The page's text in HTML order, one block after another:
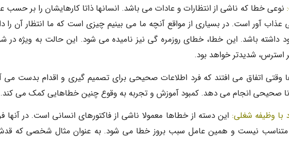
نوعی خطا که ناشی از انتظارات و عادات می باشد. انسانها ذاتا کارهایشان را بر حسب
آور است. در بسیاری از مواقع آنچه ما می بینیم چیزی است که ما انتظار آن را
باشد. این خطا، خطای روزمره گی نیز نامیده می شود. این حالت به ویژه در
شدیدتر خواهد بود.
وقتی اتفاق می افتند که فرد اطلاعات صحیحی برای تصمیم گیری و اقدام بدست می
نا صحیحی انجام می دهد. کمبود آموزش و تجربه به وقوع چنین خطاهایی کمک می کند.
وظیفه شغلی: این دسته از خطاها معمولا ناشی از فاکتورهای انسانی است. در آنها
متناسب نیست و همین عامل سبب بروز خطا می شود. به عنوان مثال شخصی که